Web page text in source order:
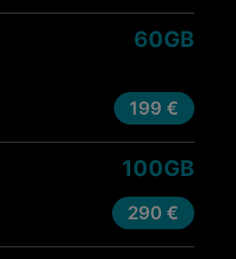
60GB
199 €
100GB
290 €